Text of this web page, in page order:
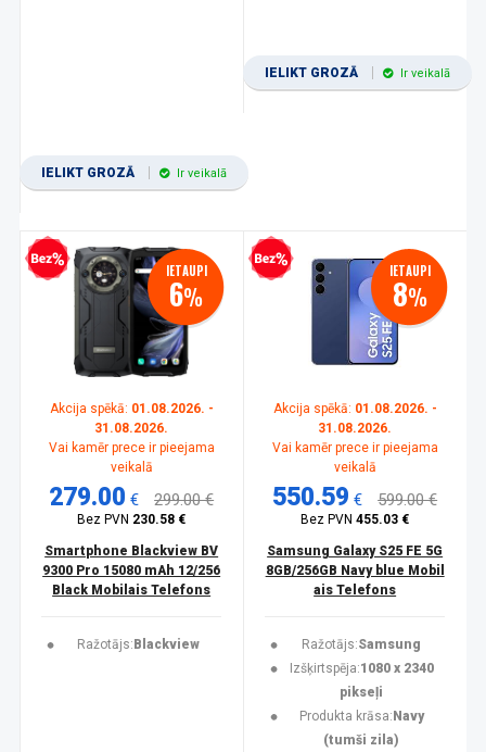
IELIKT GROZĀ Ir veikalā
IELIKT GROZĀ Ir veikalā
kredīts IETAUPI
6%
Akcija spēkā: 01.08.2026. -
31.08.2026.
Vai kamēr prece ir pieejama
veikalā
279.00 € 299.00 €
Bez PVN 230.58 €
Smartphone Blackview BV
9300 Pro 15080 mAh 12/256
Black Mobilais Telefons
Ražotājs: Blackview
Bezprocentu kredīts IETAUPI
8%
Akcija spēkā: 01.08.2026. -
31.08.2026.
Vai kamēr prece ir pieejama
veikalā
550.59 € 599.00 €
Bez PVN455.03 €
Samsung Galaxy S25 FE 5G
8GB/256GB Navy blue Mobil
ais Telefons
Ražotājs:Samsung
Izšķirtspēja:1080 x 2340
pikseļi
Produkta krāsa: Navy
(tumši zila)